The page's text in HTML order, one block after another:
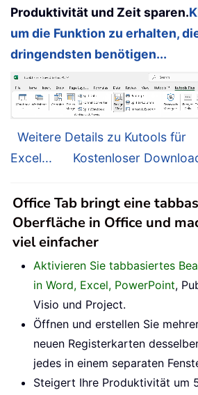
Produktivität und Zeit sparen.
um die Funktion zu erhalten,
dringendsten benötigen...
Weitere Details zu Kutools für
Excel...
Kostenloser
Office Tab bringt eine
Oberfläche in Office und
viel einfacher
Aktivieren Sie tabbasiertes
in Word, Excel, PowerPoint,
Visio und Project.
Öffnen und erstellen Sie
neuen Registerkarten
jedes in einem separaten
Steigert Ihre Produktivität um